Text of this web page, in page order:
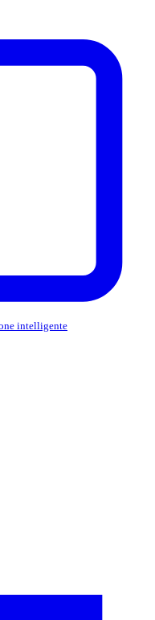
intelligente